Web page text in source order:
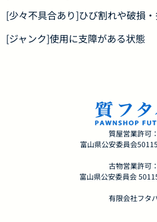
[少々不具合あり]ひび割れや破損
[ジャンク]使用に支障がある状態
質屋営業許可：
富山県公安委員会
古物営業許可：
富山県公安委員会
有限会社フタ